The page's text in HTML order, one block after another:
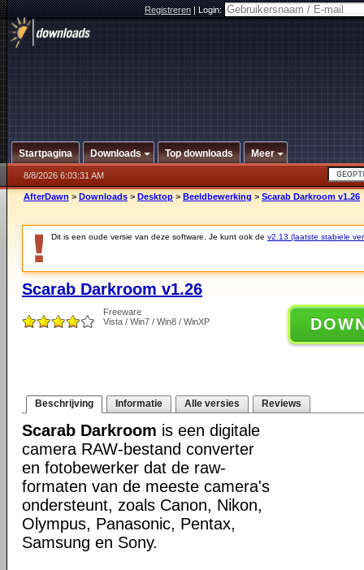
Registreren|Login:
Startpagina Downloads Top downloads Meer
8/8/2026 6:03:31 AM
AfterDawn > Downloads > Desktop > Beeldbewerking > Scarab Darkroom v1.26
Dit is een oude versie van deze software. Je kunt ook de v2.13 (laatste stabiele
Scarab Darkroom v1.26
Freeware
Vista / Win7 / Win8 / WinXP
Beschrijving Informatie Alle versies Reviews
Scarab Darkroom is een digitale
camera RAW-bestand converter
en fotobewerker dat de raw-
formaten van de meeste camera's
ondersteunt, zoals Canon, Nikon,
Olympus, Panasonic, Pentax,
Samsung en Sony.